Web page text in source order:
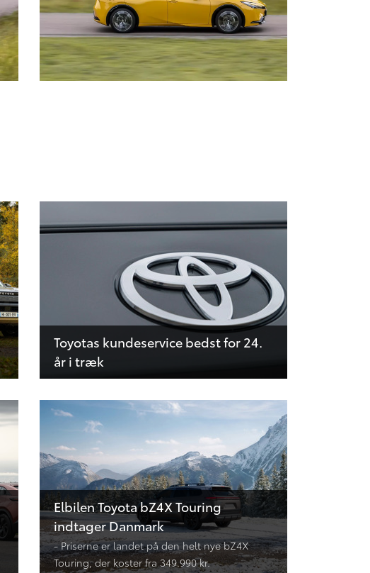
Toyotas kundeservice bedst for 24.
år i træk
Elbilen Toyota bZ4X Touring
indtager Danmark
- Priserne er landet på den helt nye bZ4X
Touring, der koster fra 349.990 kr.